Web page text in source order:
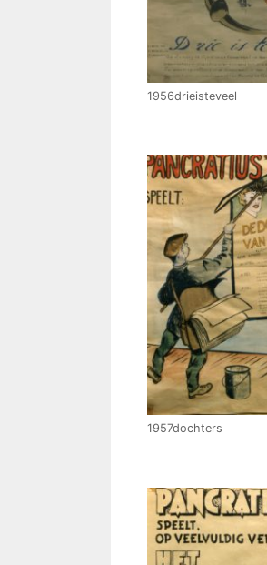
1956drieisteveel
1957dochters